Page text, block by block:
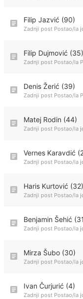
Filip Jazvić (90)
Zadnji post Postao/la
Filip Dujmović (35)
Zadnji post Postao/la
Denis Žerić (39)
Zadnji post Postao/la
Matej Rodin (44)
Zadnji post Postao/la
Vernes Karavdić
Zadnji post Postao/la
Haris Kurtović (32)
Zadnji post Postao/la
Benjamin Šehić
Zadnji post Postao/la
Mirza Šubo (30)
Zadnji post Postao/la
Ivan Čurjurić (4)
Zadnji post Postao/la